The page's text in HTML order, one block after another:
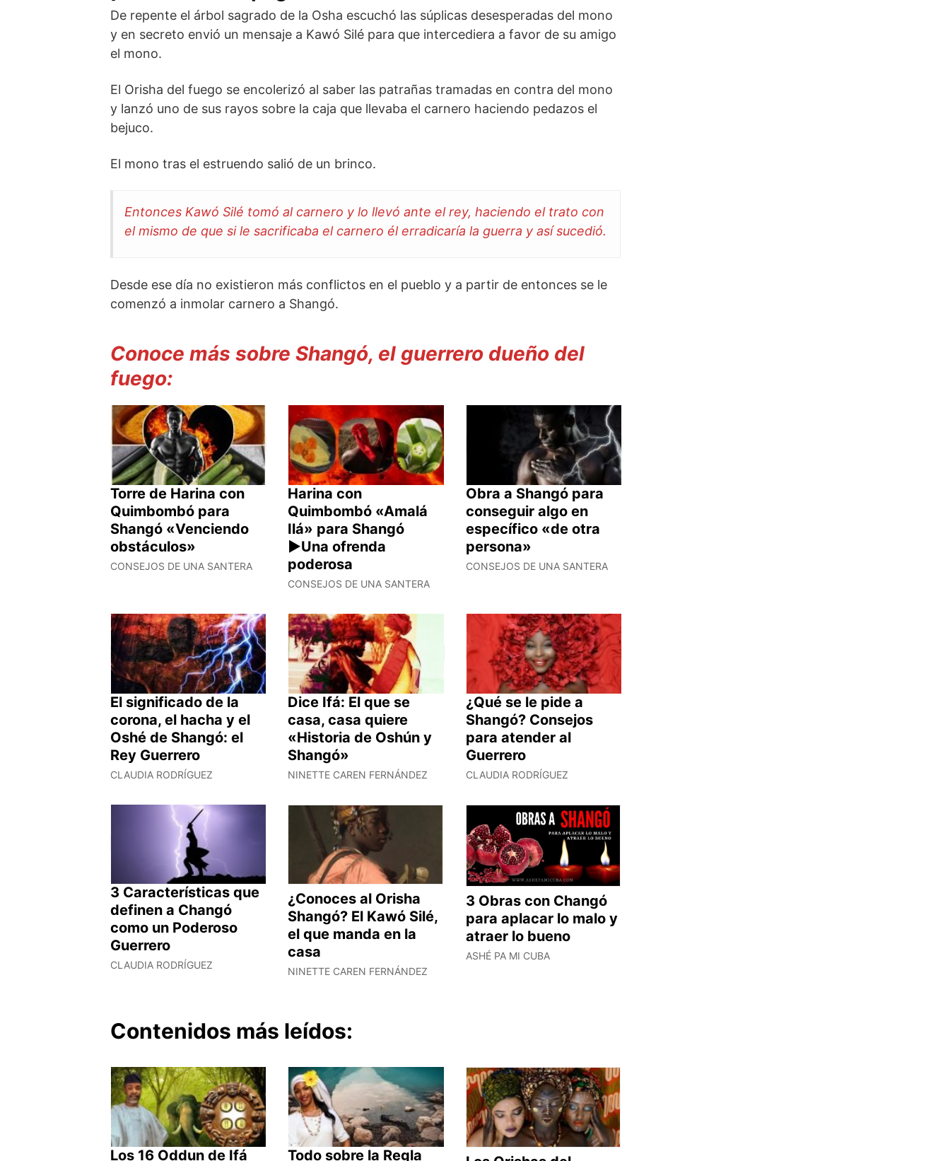
De repente el árbol sagrado de la Osha escuchó las súplicas desesperadas del mono
y en secreto envió un mensaje a Kawó Silé para que intercediera a favor de su amigo
el mono.
El Orisha del fuego se encolerizó al saber las patrañas tramadas en contra del mono
y lanzó uno de sus rayos sobre la caja que llevaba el carnero haciendo pedazos el
bejuco.
El mono tras el estruendo salió de un brinco.
Entonces Kawó Silé tomó al carnero y lo llevó ante el rey, haciendo el trato con
el mismo de que si le sacrificaba el carnero él erradicaría la guerra y así sucedió.
Desde ese día no existieron más conflictos en el pueblo y a partir de entonces se le
comenzó a inmolar carnero a Shangó.
Conoce más sobre Shangó, el guerrero dueño del
fuego:
Torre de Harina con
Quimbombó para
Shangó «Venciendo
obstáculos»
CONSEJOS DE UNA SANTERA
Harina con
Quimbombó «Amalá
Ilá» para Shangó
►Una ofrenda
poderosa
CONSEJOS DE UNA SANTERA
Obra a Shangó para
conseguir algo en
específico «de otra
persona»
CONSEJOS DE UNA SANTERA
El significado de la
corona, el hacha y el
Oshé de Shangó: el
Rey Guerrero
CLAUDIA RODRÍGUEZ
Dice Ifá: El que se
casa, casa quiere
«Historia de Oshún y
Shangó»
NINETTE CAREN FERNÁNDEZ
¿Qué se le pide a
Shangó? Consejos
para atender al
Guerrero
CLAUDIA RODRÍGUEZ
3 Características que
definen a Changó
como un Poderoso
Guerrero
CLAUDIA RODRÍGUEZ
¿Conoces al Orisha
Shangó? El Kawó Silé,
el que manda en la
casa
NINETTE CAREN FERNÁNDEZ
3 Obras con Changó
para aplacar lo malo y
atraer lo bueno
ASHÉ PA MI CUBA
Contenidos más leídos:
Los 16 Oddun de Ifá Todo sobre la Regla